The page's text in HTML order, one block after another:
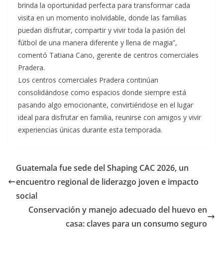
brinda la oportunidad perfecta para transformar cada
visita en un momento inolvidable, donde las familias
puedan disfrutar, compartir y vivir toda la pasión del
fútbol de una manera diferente y llena de magia”,
comentó Tatiana Cano, gerente de centros comerciales
Pradera.
Los centros comerciales Pradera continúan
consolidándose como espacios donde siempre está
pasando algo emocionante, convirtiéndose en el lugar
ideal para disfrutar en familia, reunirse con amigos y vivir
experiencias únicas durante esta temporada.
Guatemala fue sede del Shaping CAC 2026, un
encuentro regional de liderazgo joven e impacto
social
Conservación y manejo adecuado del huevo en
casa: claves para un consumo seguro